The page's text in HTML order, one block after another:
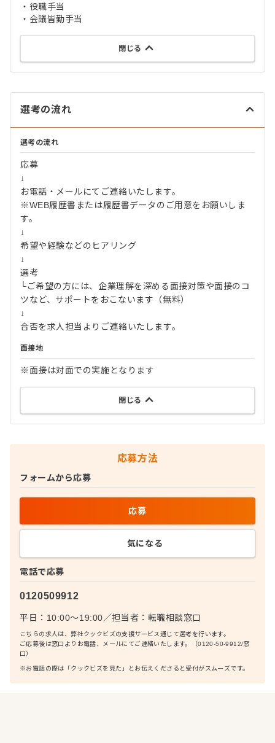
・役職手当
・会議皆勤手当
閉じる
選考の流れ
選考の流れ
応募
↓
お電話・メールにてご連絡いたします。
※WEB履歴書または履歴書データのご用意をお願いしま
す。
↓
希望や経験などのヒアリング
↓
選考
└ご希望の方には、企業理解を深める面接対策や面接のコ
ツなど、サポートをおこないます（無料）
↓
合否を求人担当よりご連絡いたします。
面接地
※面接は対面での実施となります
閉じる
応募方法
電話で応募
0120509912
平日：10:00〜19:00／担当者： 転職相談窓口
こちらの求人は、弊社クックビズの支援サービス通じて選考を行います。
ご応募後は窓口よりお電話、メールにてご連絡いたします。（0120-50-9912/窓
口）
※お電話の際は「クックビズを見た」とお伝えくださると受付がスムーズです。
フォームから応募
応募
気になる